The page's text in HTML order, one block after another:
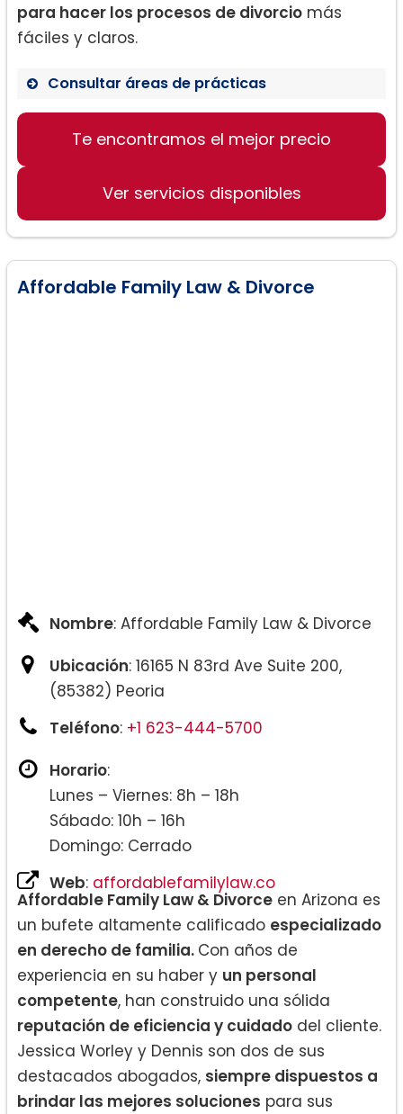
para hacer los procesos de divorcio más
fáciles y claros.
Consultar áreas de prácticas
Servicios de divorcio
Servicios legales bilingües
Te encontramos el mejor precio
Ver servicios disponibles
Affordable Family Law & Divorce
Nombre: Affordable Family Law & Divorce
Ubicación: 16165 N 83rd Ave Suite 200,
(85382) Peoria
Teléfono: +1 623-444-5700
Horario:
Lunes – Viernes: 8h – 18h
Sábado: 10h – 16h
Domingo: Cerrado
Web: affordablefamilylaw.co
Affordable Family Law & Divorce en Arizona es
un bufete altamente calificado especializado
en derecho de familia. Con años de
experiencia en su haber y un personal
competente, han construido una sólida
reputación de eficiencia y cuidado del cliente.
Jessica Worley y Dennis son dos de sus
destacados abogados, siempre dispuestos a
brindar las mejores soluciones para sus